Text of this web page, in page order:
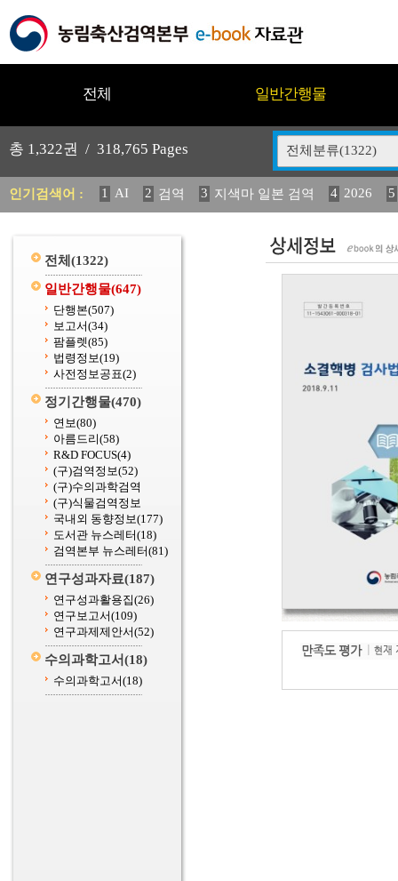
전체 일반간행물
총 1,322권 / 318,765 Pages 전체분류(1322)
인기검색어 : 1 AI 2 검역 3 지색마 일본 검역 4 2026
5
11 2025 12 중독성 식물 도감 13 媛 異 14
전체 (1322)
일반간행물(647)
단행본(507)
보고서(34)
팜플렛(85)
법령정보(19)
사전정보공표(2)
정기간행물(470)
연보(80)
아름드리(58)
R&D FOCUS(4)
(구)검역정보(52)
(구)수의과학검역
(구)식물검역정보
국내외 동향정보(177)
도서관 뉴스레터(18)
검역본부 뉴스레터(81)
연구성과자료(187)
연구성과활용집(26)
연구보고서(109)
연구과제제안서(52)
수의과학고서(18)
수의과학고서(18)